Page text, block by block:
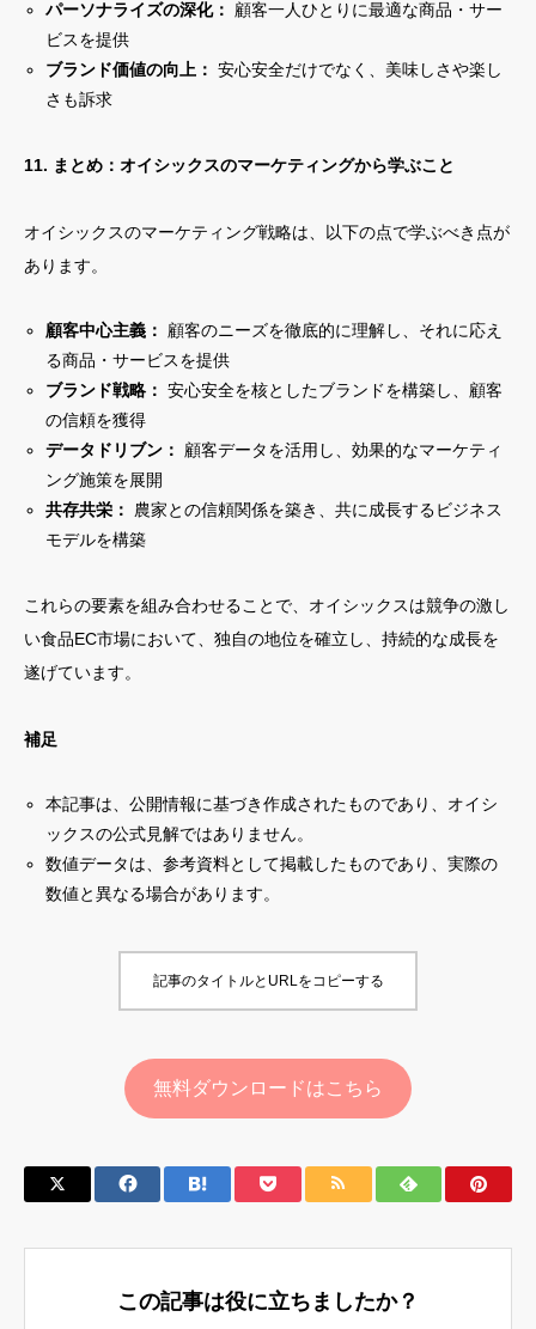
パーソナライズの深化：
顧客一人ひとりに最適な商品・サー
ビスを提供
ブランド価値の向上： 安心安全だけでなく、美味しさや楽し
さも訴求
11. まとめ：オイシックスのマーケティングから学ぶこと
オイシックスのマーケティング戦略は、以下の点で学ぶべき点が
あります。
顧客中心主義：
顧客のニーズを徹底的に理解し、それに応え
る商品・サービスを提供
ブランド戦略： 安心安全を核としたブランドを構築し、顧客
の信頼を獲得
データドリブン：
顧客データを活用し、効果的なマーケティ
ング施策を展開
共存共栄：
農家との信頼関係を築き、共に成長するビジネス
モデルを構築
これらの要素を組み合わせることで、オイシックスは競争の激し
い食品EC市場において、独自の地位を確立し、持続的な成長を
遂げています。
補足
本記事は、公開情報に基づき作成されたものであり、オイシ
ックスの公式見解ではありません。
数値データは、参考資料として掲載したものであり、実際の
数値と異なる場合があります。
記事のタイトルとURLをコピーする
無料ダウンロードはこちら
この記事は役に立ちましたか？